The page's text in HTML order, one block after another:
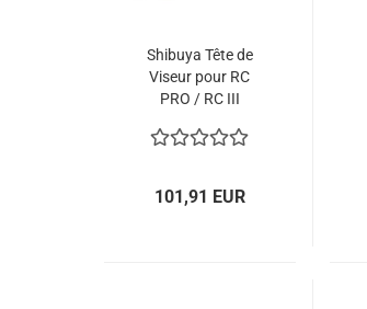
Shibuya Tête de
Viseur pour RC
PRO / RC III
101,91 EUR